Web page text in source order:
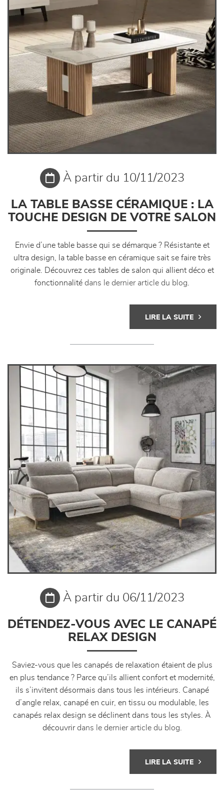
À partir du 10/11/2023
LA TABLE BASSE CÉRAMIQUE : LA
TOUCHE DESIGN DE VOTRE SALON
Envie d’une table basse qui se démarque ? Résistante et
ultra design, la table basse en céramique sait se faire très
originale. Découvrez ces tables de salon qui allient déco et
fonctionnalité dans le dernier article du blog
LIRE LA SUITE
À partir du 06/11/2023
DÉTENDEZ-VOUS AVEC LE CANAPÉ
RELAX DESIGN
Saviez-vous que les canapés de relaxation étaient de plus
en plus tendance ? Parce qu’ils allient confort et modernité,
ils s’invitent désormais dans tous les intérieurs. Canapé
d’angle relax, canapé en cuir, en tissu ou modulable, les
canapés relax design se déclinent dans tous les styles. À
découvrirdans le dernier article du blog.
LIRE LA SUITE